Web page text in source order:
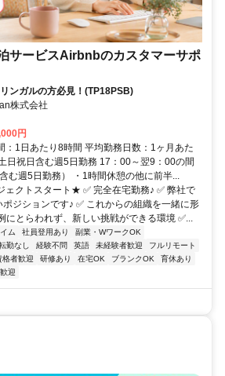
サービスAirbnbのカスタマーサポ
ンガルの方必見！(TP18PSB)
株式会社
円
：1日あたり8時間 平均勤務日数：1ヶ月あた
日祝日含む週5日勤務 17：00～翌9：00の間
む週5日勤務） ・1時間休憩の他に前半...
クトスタート★ ✅ 完全在宅勤務♪ ✅ 弊社で
ジションです♪ ✅ これからの組織を一緒に形
にとらわれず、新しい挑戦ができる環境 ✅...
ム 社員登用あり
副業・WワークOK
勤なし 経験不問 英語 未経験者歓迎
フルリモート
格者歓迎 研修あり 在宅OK ブランクOK
育休あり
迎